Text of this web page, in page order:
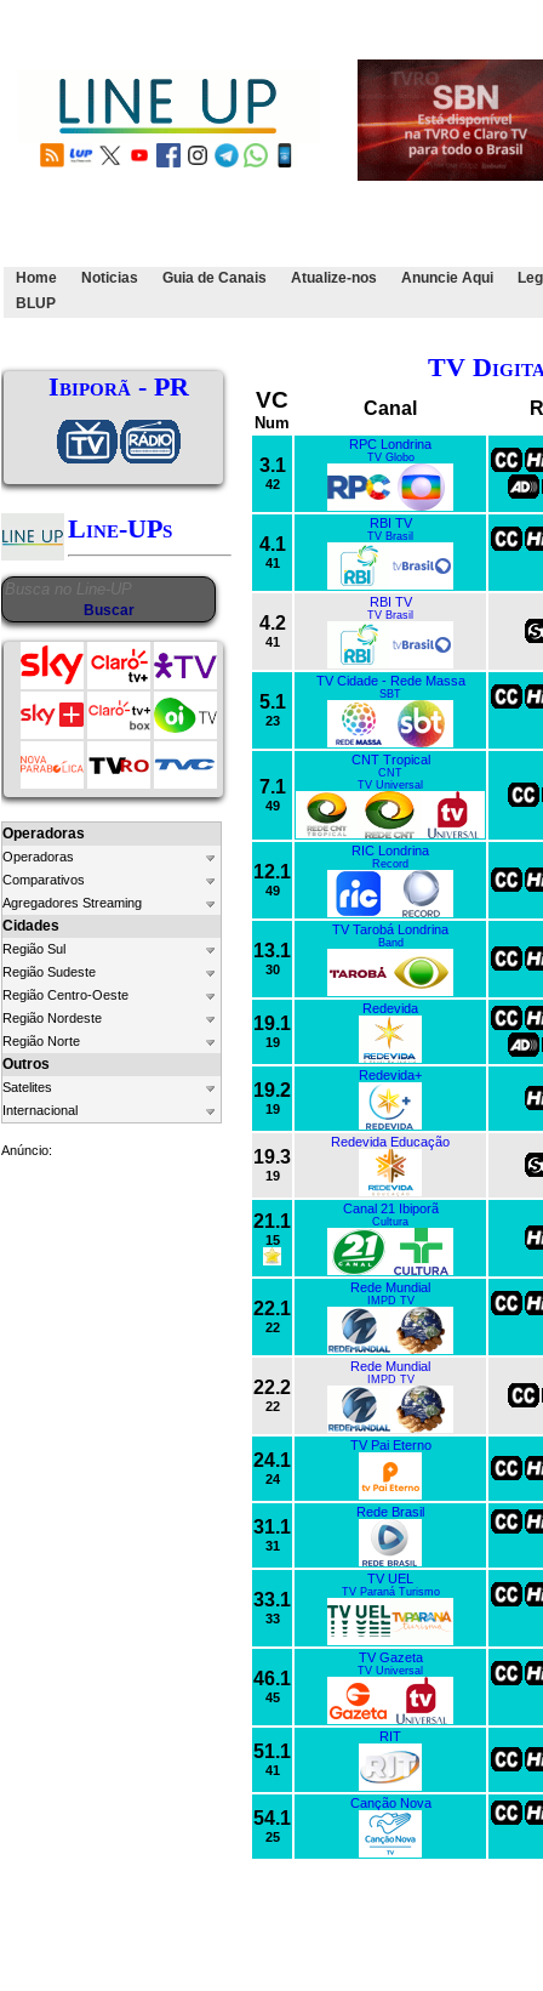
Home Noticias Guia de Canais Atualize-nos Anuncie Aqui
BLUP
Ibiporã - PR
Line-UPs
Operadoras
Operadoras
Comparativos
Agregadores Streaming
Cidades
Região Sul
Região Sudeste
Região Centro-Oeste
Região Nordeste
Região Norte
Outros
Satelites
Internacional
Anúncio:
TV
VC
Num
Canal
3.1
42
RPC Londrina
TV Globo
4.1
41
RBI TV
TV Brasil
4.2
41
RBI TV
TV Brasil
5.1
23
TV Cidade - Rede Massa
SBT
7.1
49
CNT Tropical
CNT
TV Universal
12.1
49
RIC Londrina
Record
13.1
30
TV Tarobá Londrina
Band
19.1
19
Redevida
19.2
19
Redevida+
19.3
19
Redevida Educação
21.1
15
Canal 21 Ibiporã
Cultura
22.1
22
Rede Mundial
IMPD TV
22.2
22
Rede Mundial
IMPD TV
24.1
24
TV Pai Eterno
31.1
31
Rede Brasil
33.1
33
TV UEL
TV Paraná Turismo
46.1
45
TV Gazeta
TV Universal
51.1
41
RIT
54.1
25
Canção Nova